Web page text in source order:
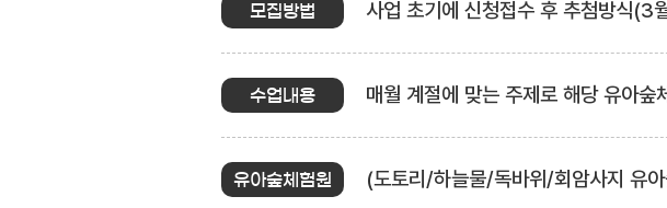
모집방법 사업 초기에 신청접수 후 추첨방식(3
수업내용 매월 계절에 맞는 주제로 해당 유아숲
유아숲체험원 (도토리/하늘물/독바위/회암사지 유